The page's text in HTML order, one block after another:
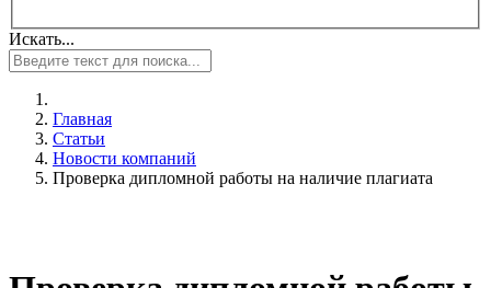
Искать...
Главная
Статьи
Новости компаний
Проверка дипломной работы на наличие плагиата